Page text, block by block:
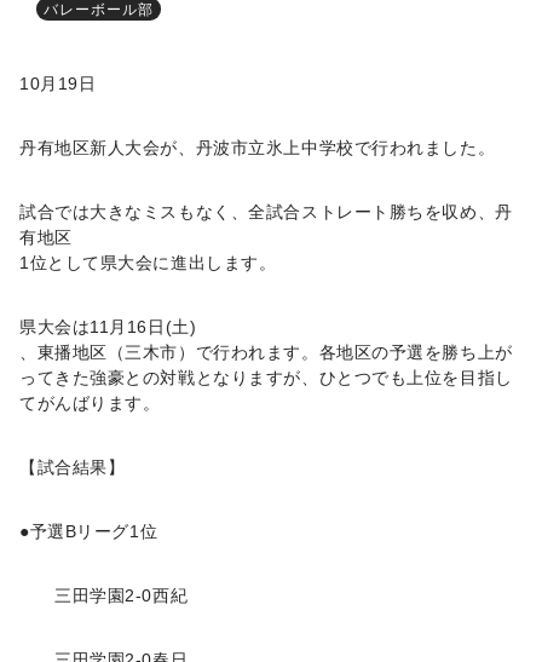
バレーボール部
10月 19 日
丹有地区新人大会が、丹波市立氷上中学校で行われました。
試合では大きなミスもなく、全試合ストレート勝ちを収め、丹
有地区
1位として県大会に進出します。
県大会は11月 16 日 (土)
、東播地区（三木市）で行われます。各地区の予選を勝ち上が
ってきた強豪との対戦となりますが、ひとつでも上位を目指し
てがんばります。
【試合結果】
●予選Bリーグ1位
三田学園2-0西紀